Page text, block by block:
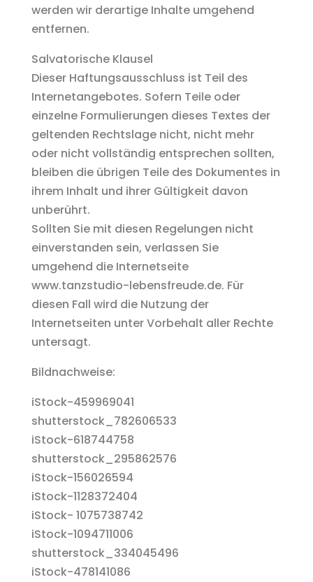
werden wir derartige Inhalte umgehend
entfernen.
Salvatorische Klausel
Dieser Haftungsausschluss ist Teil des
Internetangebotes. Sofern Teile oder
einzelne Formulierungen dieses Textes der
geltenden Rechtslage nicht, nicht mehr
oder nicht vollständig entsprechen sollten,
bleiben die übrigen Teile des Dokumentes in
ihrem Inhalt und ihrer Gültigkeit davon
unberührt.
Sollten Sie mit diesen Regelungen nicht
einverstanden sein, verlassen Sie
umgehend die Internetseite
www.tanzstudio-lebensfreude.de. Für
diesen Fall wird die Nutzung der
Internetseiten unter Vorbehalt aller Rechte
untersagt.
Bildnachweise:
iStock-459969041
shutterstock_782606533
iStock-618744758
shutterstock_295862576
iStock-156026594
iStock-1128372404
iStock- 1075738742
iStock-1094711006
shutterstock_334045496
iStock-478141086